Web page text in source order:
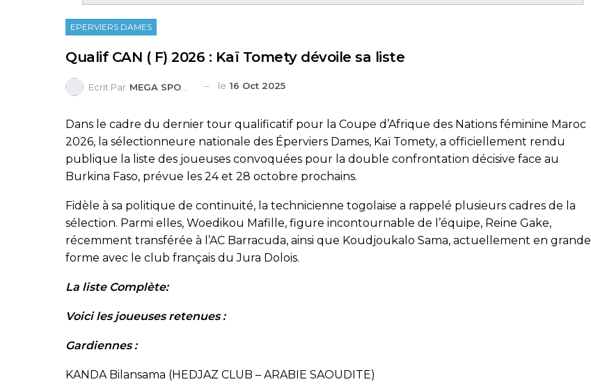
EPERVIERS DAMES
Qualif CAN ( F) 2026 : Kaï Tomety dévoile sa liste
Ecrit Par MEGA SPORTS le 16 Oct 2025
Dans le cadre du dernier tour qualificatif pour la Coupe d’Afrique des Nations féminine Maroc
2026, la sélectionneure nationale des Éperviers Dames, Kaï Tomety, a officiellement rendu
publique la liste des joueuses convoquées pour la double confrontation décisive face au
Burkina Faso, prévue les 24 et 28 octobre prochains.
Fidèle à sa politique de continuité, la technicienne togolaise a rappelé plusieurs cadres de la
sélection. Parmi elles, Woedikou Mafille, figure incontournable de l’équipe, Reine Gake,
récemment transférée à l’AC Barracuda, ainsi que Koudjoukalo Sama, actuellement en grande
forme avec le club français du Jura Dolois.
La liste Complète:
Voici les joueuses retenues :
Gardiennes :
KANDA Bilansama (HEDJAZ CLUB – ARABIE SAOUDITE)